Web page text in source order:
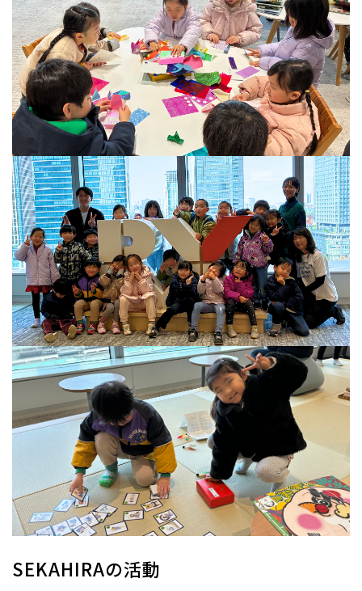
SEKAHIRAの活動